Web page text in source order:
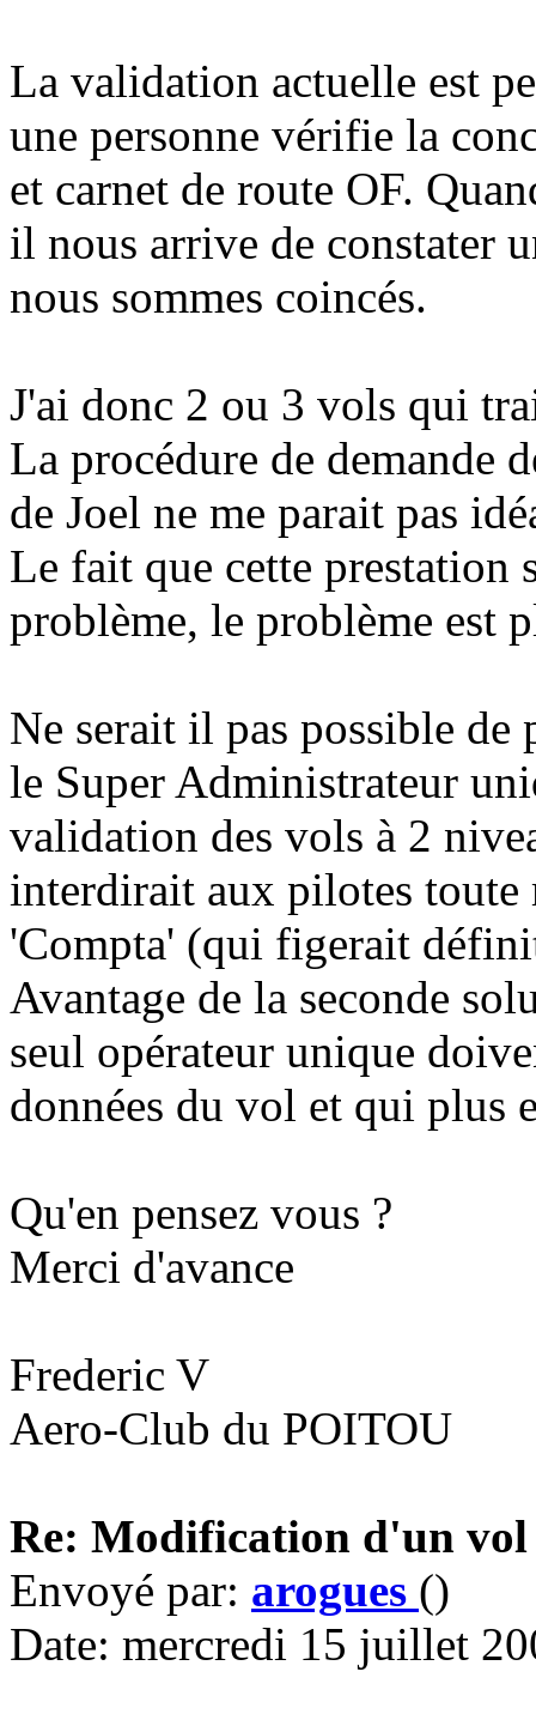
La validation actuelle est
une personne vérifie la
et carnet de route OF.
il nous arrive de constater
nous sommes coincés.
J'ai donc 2 ou 3 vols qui
La procédure de demande
de Joel ne me parait pas
Le fait que cette prestation
problème, le problème est
Ne serait il pas possible
le Super Administrateur
validation des vols à 2
interdirait aux pilotes
'Compta' (qui figerait
Avantage de la seconde
seul opérateur unique
données du vol et qui plus
Qu'en pensez vous ?
Merci d'avance
Frederic V
Aero-Club du POITOU
Re: Modification d'un
Envoyé par: arogues ()
Date: mercredi 15 juillet